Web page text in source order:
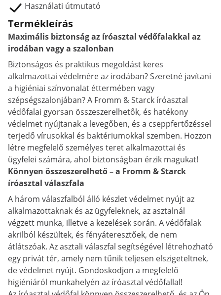
Használati útmutató
Termékleírás
Maximális biztonság az íróasztal védőfalakkal az
irodában vagy a szalonban
Biztonságos és praktikus megoldást keres
alkalmazottai védelmére az irodában? Szeretné javítani
a higiéniai színvonalat éttermében vagy
szépségszalonjában? A Fromm & Starck íróasztal
védőfalai gyorsan összeszerelhetők, és hatékony
védelmet nyújtanak a levegőben, és a cseppfertőzéssel
terjedő vírusokkal és baktériumokkal szemben. Hozzon
létre megfelelő személyes teret alkalmazottai és
ügyfelei számára, ahol biztonságban érzik magukat!
Könnyen összeszerelhető – a Fromm & Starck
íróasztal válaszfala
A három válaszfalból álló készlet védelmet nyújt az
alkalmazottaknak és az ügyfeleknek, az asztalnál
végzett munka, illetve a kezelések során. A védőfalak
akrilból készültek, és fényáteresztőek, de nem
átlátszóak. Az asztali válaszfal segítségével létrehozható
egy privát tér, amely nem tűnik teljesen elszigeteltnek,
de védelmet nyújt. Gondoskodjon a megfelelő
higiéniáról munkahelyén az íróasztal védőfallal!